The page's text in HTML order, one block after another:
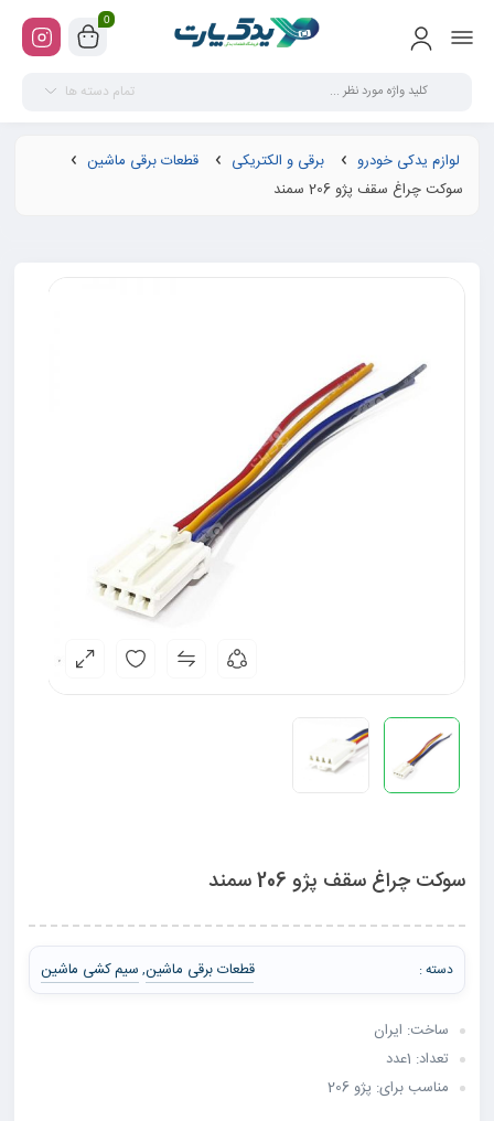
0
تمام دسته ها
لوازم یدکی خودرو برقی و الکتریکی
قطعات برقی ماشین
سوکت چراغ سقف پژو 206 سمند
سوکت چراغ سقف پژو 206 سمند
دسته : قطعات برقی ماشین, سیم کشی ماشین
ساخت: ایران
تعداد: 1عدد
مناسب برای: پژو 206